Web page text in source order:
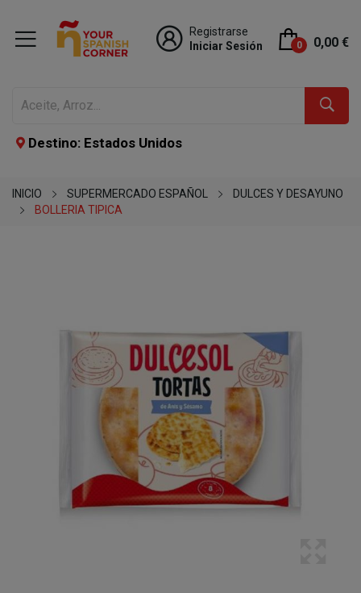
Registrarse
Iniciar Sesión
0 0,00 €
Destino: Estados Unidos
INICIO SUPERMERCADO ESPAÑOL
DULCES Y DESAYUNO
BOLLERIA TIPICA